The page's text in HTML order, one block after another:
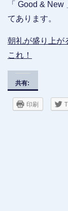
「 Good &
てあります。
朝礼が盛り上が
これ！
共有:
印刷